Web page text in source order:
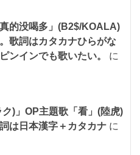
的没喝多」(B2$/KOALA)
歌詞はカタカナひらがな
ンインでも歌いたい。
に
)」OP主題歌「看」(陸虎)
は日本漢字＋カタカナ に